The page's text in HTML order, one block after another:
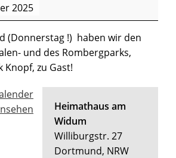
2025
(Donnerstag !) haben wir den
und des Rombergparks,
Knopf, zu Gast!
Heimathaus am
Widum
Williburgstr. 27
Dortmund, NRW